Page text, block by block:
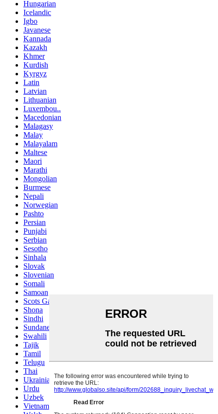
Hungarian
Icelandic
Igbo
Javanese
Kannada
Kazakh
Khmer
Kurdish
Kyrgyz
Latin
Latvian
Lithuanian
Luxembou..
Macedonian
Malagasy
Malay
Malayalam
Maltese
Maori
Marathi
Mongolian
Burmese
Nepali
Norwegian
Pashto
Persian
Punjabi
Serbian
Sesotho
Sinhala
Slovak
Slovenian
Somali
Samoan
Scots Gaelic
Shona
Sindhi
Sundanese
Swahili
Tajik
Tamil
Telugu
Thai
Ukrainian
Urdu
Uzbek
Vietnamese